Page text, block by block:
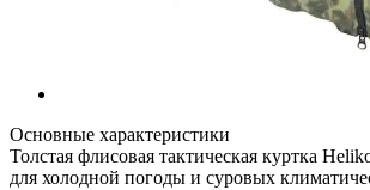
Основные характеристики
Толстая флисовая тактическая куртка
для холодной погоды и суровых